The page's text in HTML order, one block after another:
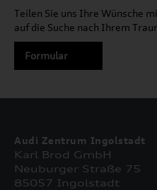
Teilen Sie uns Ihre Wünsche
auf die Suche nach Ihrem
Formular
Audi Zentrum Ingolstadt
Karl Brod GmbH
Neuburger Straße 75
85057 Ingolstadt